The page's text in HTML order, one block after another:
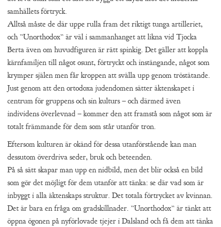
samhällets förtryck.
Alltså måste de där uppe rulla fram det riktigt tunga artilleriet,
och ”Unorthodox” är väl i sammanhanget att likna vid Tjocka
Berta även om huvudfiguren är rätt spinkig. Det gäller att koppla
kärnfamiljen till något osunt, förtryckt och instängande, något som
krymper själen men får kroppen att svälla upp genom tröstätande.
Just genom att den ortodoxa judendomen sätter äktenskapet i
centrum för gruppens och sin kulturs – och därmed även
individens överlevnad – kommer den att framstå som något som är
totalt främmande för dem som står utanför tron.
Eftersom kulturen är okänd för dessa utanförstående kan man
dessutom överdriva seder, bruk och beteenden.
På så sätt skapar man upp en nidbild, men det blir också en bild
som gör det möjligt för dem utanför att tänka: se där vad som är
inbyggt i alla äktenskaps struktur. Det totala förtrycket av kvinnan.
Det är bara en fråga om gradskillnader. ”Unorthodox” är tänkt att
öppna ögonen på nyförlovade tjejer i Dalsland och få dem att tänka